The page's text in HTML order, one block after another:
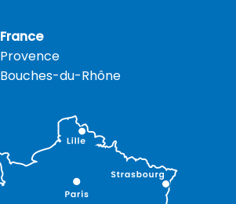
France
Provence
Bouches-du-Rhône